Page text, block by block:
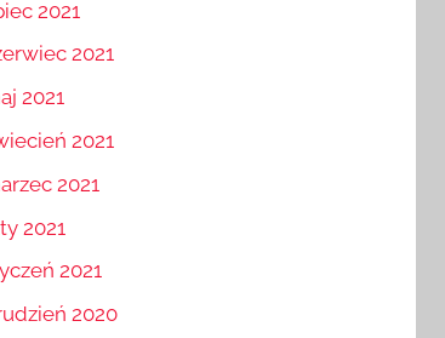
2021
2021
2021
2021
2020